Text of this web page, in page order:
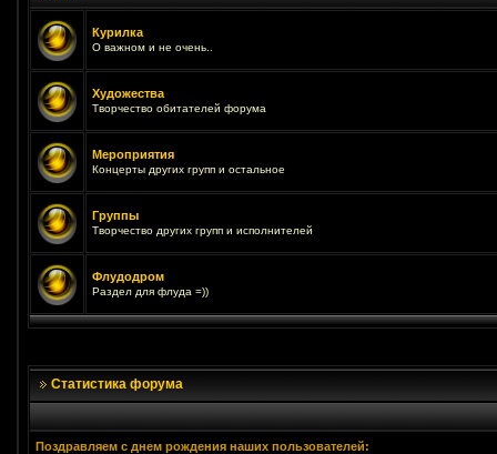
Курилка
О важном и не очень..
Художества
Творчество обитателей форума
Мероприятия
Концерты других групп и остальное
Группы
Творчество других групп и исполнителей
Флудодром
Раздел для флуда =))
Статистика форума
Поздравляем с днем рождения наших пользователей: